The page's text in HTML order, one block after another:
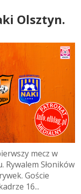
Olsztyn.
mecz w
Rywalem Słoników
Goście
16...